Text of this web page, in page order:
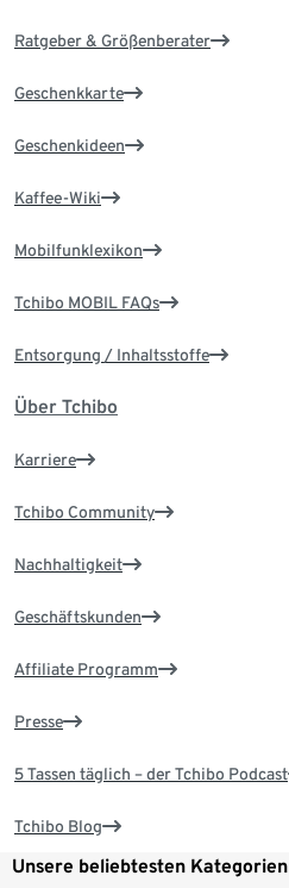
Ratgeber & Größenberater
Geschenkkarte
Geschenkideen
Kaffee-Wiki
Mobilfunklexikon
Tchibo MOBIL FAQs
Entsorgung / Inhaltsstoffe
Über Tchibo
Karriere
Tchibo Community
Nachhaltigkeit
Geschäftskunden
Affiliate Programm
Presse
5 Tassen täglich – der Tchibo Podcast
Tchibo Blog
Unsere beliebtesten Kategorien